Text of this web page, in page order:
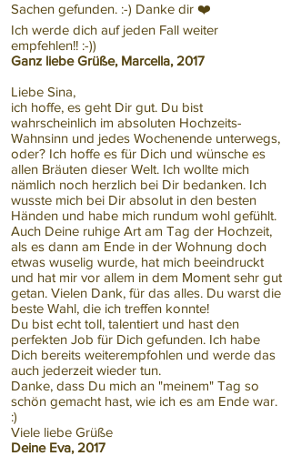
Sachen gefunden. :-) Danke dir ❤️
Ich werde dich auf jeden Fall weiter
empfehlen!! :-))
Ganz liebe Grüße, Marcella, 2017
Liebe Sina,
ich hoffe, es geht Dir gut. Du bist
wahrscheinlich im absoluten Hochzeits-
Wahnsinn und jedes Wochenende unterwegs,
oder? Ich hoffe es für Dich und wünsche es
allen Bräuten dieser Welt. Ich wollte mich
nämlich noch herzlich bei Dir bedanken. Ich
wusste mich bei Dir absolut in den besten
Händen und habe mich rundum wohl gefühlt.
Auch Deine ruhige Art am Tag der Hochzeit,
als es dann am Ende in der Wohnung doch
etwas wuselig wurde, hat mich beeindruckt
und hat mir vor allem in dem Moment sehr gut
getan. Vielen Dank, für das alles. Du warst die
beste Wahl, die ich treffen konnte!
Du bist echt toll, talentiert und hast den
perfekten Job für Dich gefunden. Ich habe
Dich bereits weiterempfohlen und werde das
auch jederzeit wieder tun.
Danke, dass Du mich an "meinem" Tag so
schön gemacht hast, wie ich es am Ende war.
:)
Viele liebe Grüße
Deine Eva, 2017